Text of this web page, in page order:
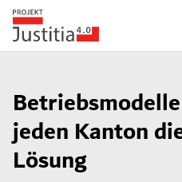
jeden Kanton
Lösung